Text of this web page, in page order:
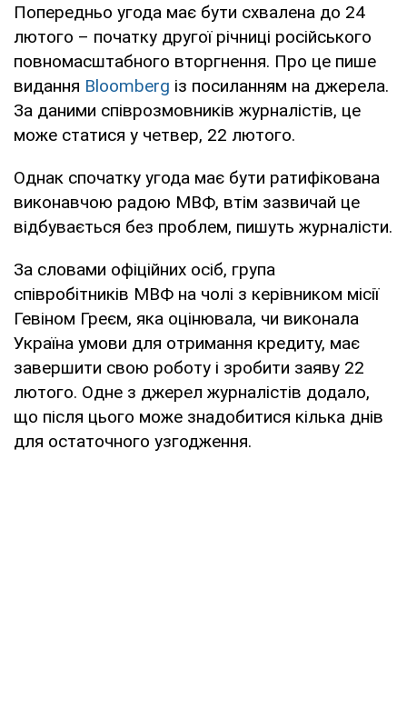
Попередньо угода має бути схвалена до 24
лютого – початку другої річниці російського
повномасштабного вторгнення. Про це пише
видання Bloomberg із посиланням на джерела.
За даними співрозмовників журналістів, це
може статися у четвер, 22 лютого.
Однак спочатку угода має бути ратифікована
виконавчою радою МВФ, втім зазвичай це
відбувається без проблем, пишуть журналісти.
За словами офіційних осіб, група
співробітників МВФ на чолі з керівником місії
Гевіном Греєм, яка оцінювала, чи виконала
Україна умови для отримання кредиту, має
завершити свою роботу і зробити заяву 22
лютого. Одне з джерел журналістів додало,
що після цього може знадобитися кілька днів
для остаточного узгодження.